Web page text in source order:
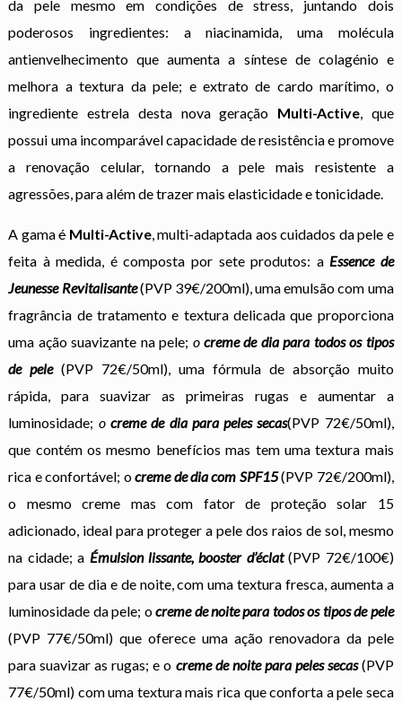
da pele mesmo em condições de stress, juntando dois
poderosos ingredientes: a niacinamida, uma molécula
antienvelhecimento que aumenta a síntese de colagénio e
melhora a textura da pele; e extrato de cardo marítimo, o
ingrediente estrela desta nova geração Multi-Active, que
possui uma incomparável capacidade de resistência e promove
a renovação celular, tornando a pele mais resistente a
agressões, para além de trazer mais elasticidade e tonicidade.
A gamaé Multi-Active, multi-adaptada aos cuidados da pele e
feita à medida, é composta por sete produtos: a Essence de
Jeunesse Revitalisante(PVP 39€/200ml), uma emulsão com uma
fragrância de tratamento e textura delicada que proporciona
uma ação suavizante na pele; ocreme de dia para todos os tipos
de pele(PVP 72€/50ml), uma fórmula de absorção muito
rápida, para suavizar as primeiras rugas e aumentar a
luminosidade; o creme de dia para peles secas(PVP 72€/50ml),
que contém os mesmo benefícios mas tem uma textura mais
rica e confortável; ocreme de dia com SPF15(PVP 72€/200ml),
o mesmo creme mas com fator de proteção solar 15
adicionado, ideal para proteger a pele dos raios de sol, mesmo
na cidade; a Émulsion lissante, booster d’éclat(PVP 72€/100€)
para usar de dia e de noite, com uma textura fresca, aumenta a
luminosidade da pele; ocreme de noite para todos os tipos de pele
(PVP 77€/50ml) que oferece uma ação renovadora da pele
para suavizar as rugas; e o creme de noite para peles secas(PVP
77€/50ml) com uma textura mais rica que conforta a pele seca